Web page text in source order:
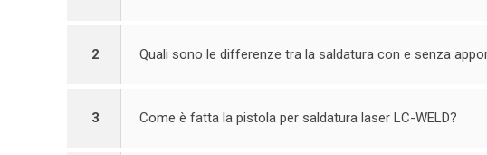
2 Quali sono le differenze tra la saldatura con e senza
3 Come è fatta la pistola per saldatura laser LC-WELD?